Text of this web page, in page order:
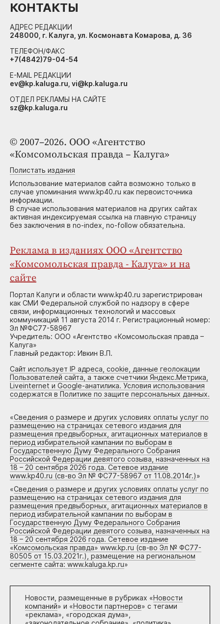
© 2007–2026. ООО «Агентство
«Комсомольская правда – Калуга»
Полистать издания
Использование материалов сайта возможно только в
случае упоминания www.kp40.ru как первоисточника
информации.
В случае использования материалов на других сайтах
активная индексируемая ссылка на главную страницу
без заключения в no-index, no-follow обязательна.
Реклама в изданиях ООО «Агентство
«Комсомольская правда - Калуга» и на
сайте
Портал Калуги и области www.kp40.ru зарегистрирован
как СМИ Федеральной службой по надзору в сфере
связи, информационных технологий и массовых
коммуникаций 11 августа 2014 г. Регистрационный номер:
Эл №ФС77-58967
Учредитель: ООО «Агентство «Комсомольская правда –
Калуга»
Главный редактор: Ивкин В.П.
Сайт использует IP адреса, cookie, данные геолокации
Пользователей сайта, а также счетчики Яндекс.Метрика,
Liveinternet и Google-анатилика. Условия использования
содержатся в Политике по защите персональных данных.
«Сведения о размере и других условиях оплаты услуг по
размещению на страницах сетевого издания для
размещения предвыборных, агитационных материалов в
период избирательной кампании по выборам в
Государственную Думу Федерального Собрания
Российской Федерации девятого созыва, назначенных на
18 – 20 сентября 2026 года. Сетевое издание
www.kp40.ru (св-во Эл № ФС77-58967 от 11.08.2014г.)»
«Сведения о размере и других условиях оплаты услуг по
размещению на страницах сетевого издания для
размещения предвыборных, агитационных материалов в
период избирательной кампании по выборам в
Государственную Думу Федерального Собрания
Российской Федерации девятого созыва, назначенных на
18 – 20 сентября 2026 года. Сетевое издание
«Комсомольская правда» www.kp.ru (св-во Эл № ФС77-
80505 от 15.03.2021г.), размещение на региональном
сегменте сайта: www.kaluga.kp.ru»
Новости, размещенные в рубриках «Новости
компаний» и «Новости партнеров» с тегами
«реклама», «городская дума»,
КОНТАКТЫ
АДРЕС РЕДАКЦИИ
248000, г. Калуга, ул. Космонавта Комарова, д. 36
ТЕЛЕФОН/ФАКС
+7(4842)79-04-54
E-MAIL РЕДАКЦИИ
ev@kp.kaluga.ru, vi@kp.kaluga.ru
ОТДЕЛ РЕКЛАМЫ НА САЙТЕ
sz@kp.kaluga.ru